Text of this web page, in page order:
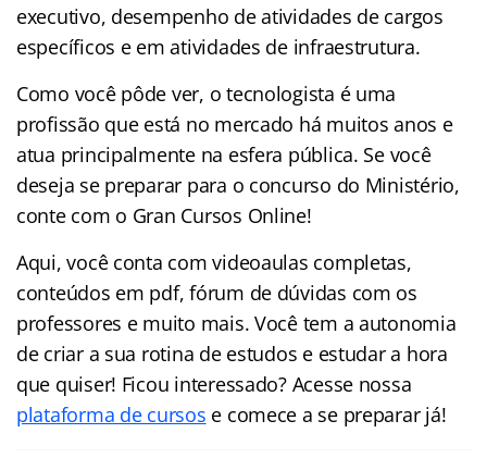
executivo, desempenho de atividades de cargos
específicos e em atividades de infraestrutura.
Como você pôde ver, o tecnologista é uma
profissão que está no mercado há muitos anos e
atua principalmente na esfera pública. Se você
deseja se preparar para o concurso do Ministério,
conte com o Gran Cursos Online!
Aqui, você conta com videoaulas completas,
conteúdos em pdf, fórum de dúvidas com os
professores e muito mais. Você tem a autonomia
de criar a sua rotina de estudos e estudar a hora
que quiser! Ficou interessado? Acesse nossa
plataforma de cursos e comece a se preparar já!